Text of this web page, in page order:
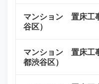
マンション 置床工
谷区）
マンション 置床工
都渋谷区）